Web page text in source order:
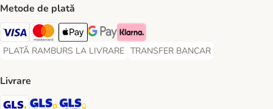
Metode de plată
Visa Payment Method
Master Card Payment Method
Apple Pay Payment Method
Google Pay Payment Method
Klarna Payment Method
PLATĂ RAMBURS LA LIVRARE
PLATĂ RAMBURS LA LIVRARE Payment Method
TRANSFER BANCAR
TRANSFER BANCAR Payment
Livrare
GLS Shipping Method
GLS Locker Shipping Method